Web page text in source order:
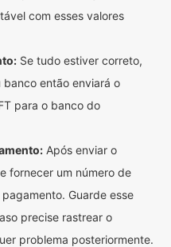
com esses valores
Se tudo estiver correto,
então enviará o
para o banco do
Após enviar o
fornecer um número de
Guarde esse
precise rastrear o
problema posteriormente.